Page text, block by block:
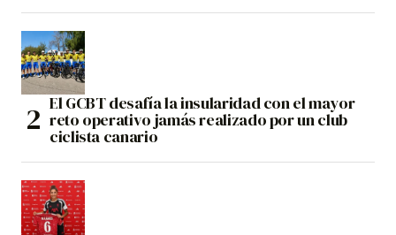
El GCBT desafía la insularidad con el mayor
reto operativo jamás realizado por un club
ciclista canario